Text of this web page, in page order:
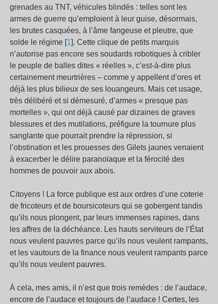
grenades au TNT, véhicules blindés : telles sont les
armes de guerre qu’emploient à leur guise, désormais,
les brutes casquées, à l’âme fangeuse et pleutre, que
solde le régime [1]. Cette clique de petits marquis
n’autorise pas encore ses soudards robotiques à cribler
le peuple de balles dites « réelles », c’est-à-dire plus
certainement meurtrières – comme y appellent d’ores et
déjà les plus bilieux de ses louangeurs. Mais cet usage,
très délibéré et si démesuré, d’armes « presque pas
mortelles », qui ont déjà causé par dizaines de graves
blessures et des mutilations, préfigure la tournure plus
sanglante que pourrait prendre la répression, si
l’obstination et les prouesses des Gilets jaunes venaient
à exacerber le délire paranoïaque et la férocité des
hommes de pouvoir aux abois.
Citoyens ! La force publique est aux ordres d’une coterie
de fricoteurs et de boursicoteurs qui se gobergent tandis
qu’ils nous plongent, par leurs immenses rapines, dans
les affres de la déchéance. Les hauts serviteurs de l’État
nous veulent pauvres parce qu’ils nous veulent rampants,
et les vautours de la finance nous veulent rampants parce
qu’ils nous veulent pauvres.
À cela, mes amis, il n’est que trois remèdes : de l’audace,
encore de l’audace et toujours de l’audace ! Certes, les